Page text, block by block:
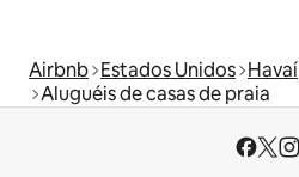
Airbnb Estados Unidos Havaí
Aluguéis de casas de praia